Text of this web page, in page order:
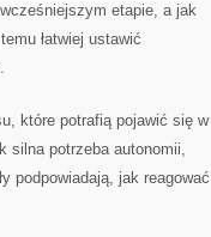
etapie, a jak
łatwiej ustawić
które potrafią pojawić się w
silna potrzeba autonomii,
podpowiadają, jak reagować